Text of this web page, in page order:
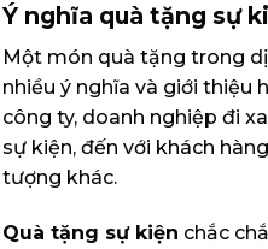
Ý nghĩa quà tặng sự
Một món quà tặng trong
nhiều ý nghĩa và giới thiệu
công ty, doanh nghiệp đi
sự kiện, đến với khách
tượng khác.
Quà tặng sự kiện chắc